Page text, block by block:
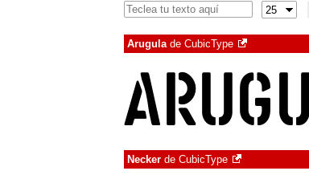
Arugulade CubicType
Necker de CubicType